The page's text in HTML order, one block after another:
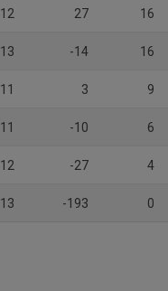
12 27 16
13 -14 16
11 3 9
11 -10 6
12 -27 4
13 -193 0